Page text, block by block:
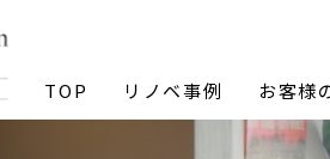
TOP リノベ事例 お客様